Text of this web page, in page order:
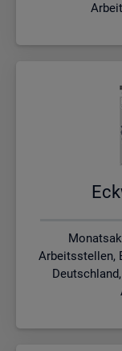
Arbeitsstellen,